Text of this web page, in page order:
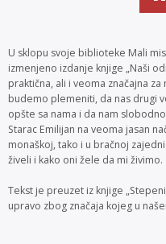
U sklopu svoje biblioteke Mali
izmenjeno izdanje knjige „Naši
praktična, ali i veoma značajna
budemo plemeniti, da nas drugi
opšte sa nama i da nam
Starac Emilijan na veoma jasan
monaškoj, tako i u bračnoj
živeli i kako oni žele da mi živimo.
Tekst je preuzet iz knjige
upravo zbog značaja kojeg u